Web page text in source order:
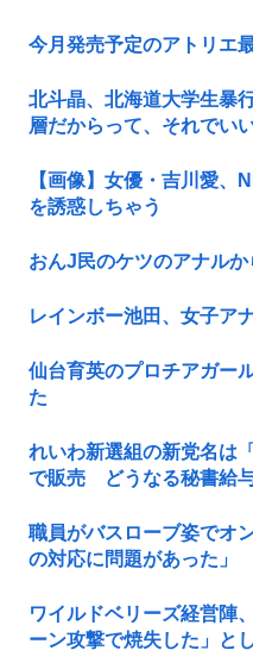
今月発売予定のアトリエ
北斗晶、北海道大学生暴
層だからって、それでい
【画像】女優・吉川愛、
を誘惑しちゃう
おんJ民のケツのアナル
レインボー池田、女子ア
仙台育英のプロチアガー
た
れいわ新選組の新党名は
で販売 どうなる秘書給
職員がバスローブ姿でオ
の対応に問題があった」
ワイルドベリーズ経営陣
ーン攻撃で焼失した」と